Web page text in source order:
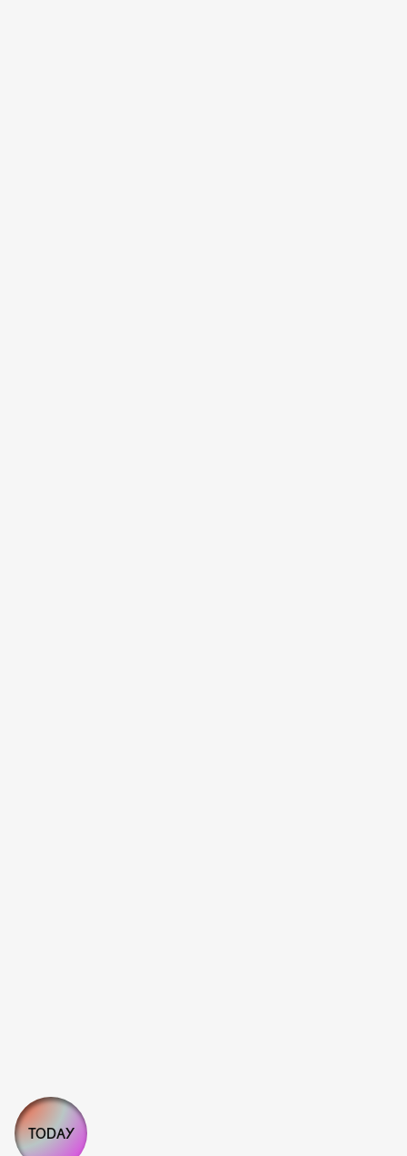
TODAY